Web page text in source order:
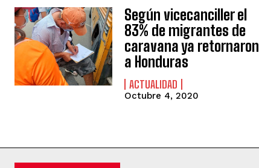
Según vicecanciller el
83% de migrantes de
caravana ya retornaron
a Honduras
ACTUALIDAD
Octubre 4, 2020